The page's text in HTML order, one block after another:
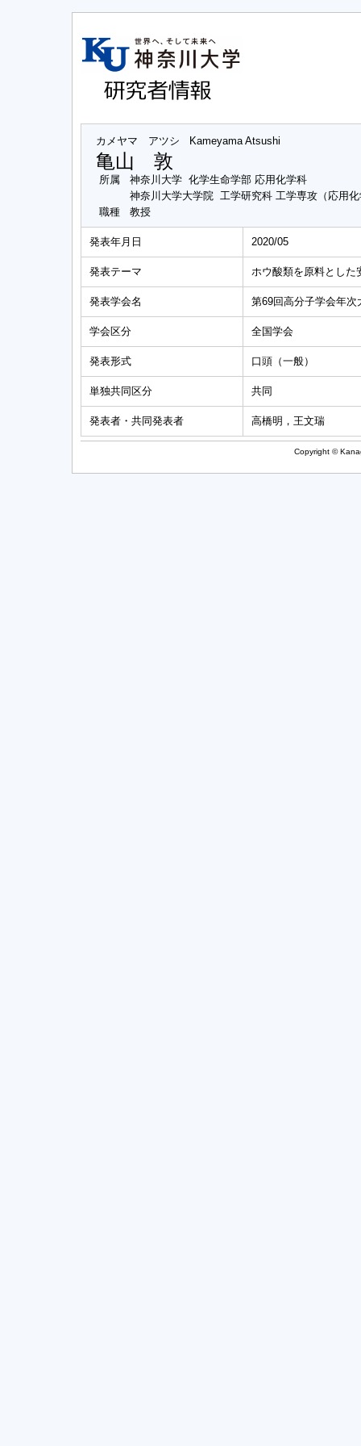
カメヤマ アツシ Kameyama Atsushi
亀山 敦
所属
神奈川大学 化学生命学部 応用化学科
神奈川大学大学院 工学研究科 工学専攻（応用
職種
教授
発表年月日 2020/05
発表テーマ ホウ酸類を原料とした
発表学会名 第69回高分子学会年次
学会区分 全国学会
発表形式 口頭（一般）
単独共同区分 共同
発表者・共同発表者 高橋明，王文瑞
Copyright ©